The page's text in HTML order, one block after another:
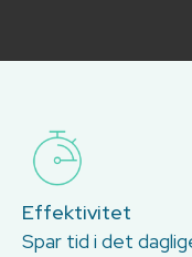
Effektivitet
Spar tid i det